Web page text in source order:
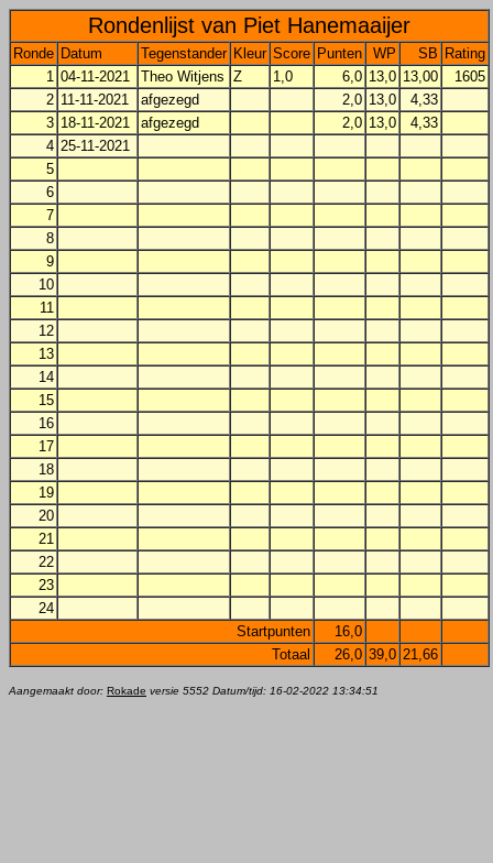
Rondenlijst van Piet Hanemaaijer
Ronde Datum Tegenstander Kleur Score Punten WP SB Rating
1 04-11-2021 Theo Witjens Z 1,0 6,0 13,0 13,00
1605
2 11-11-2021 afgezegd 2,0 13,0
4,33
3 18-11-2021 afgezegd 2,0 13,0
4,33
4 25-11-2021
5
6
7
8
9
10
11
12
13
14
15
16
17
18
19
20
21
22
23
24
Startpunten
16,0
Totaal
26,0 39,0 21,66
Aangemaakt door: Rokade versie 5552 Datum/tijd: 16-02-2022 13:34:51